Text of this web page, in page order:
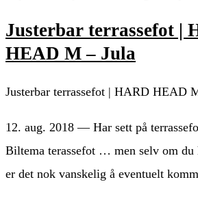
Justerbar terrassefot |
HEAD M – Jula
Justerbar terrassefot | HARD HEAD
12. aug. 2018 — Har sett på
Biltema terassefot … men selv om du
er det nok vanskelig å eventuelt